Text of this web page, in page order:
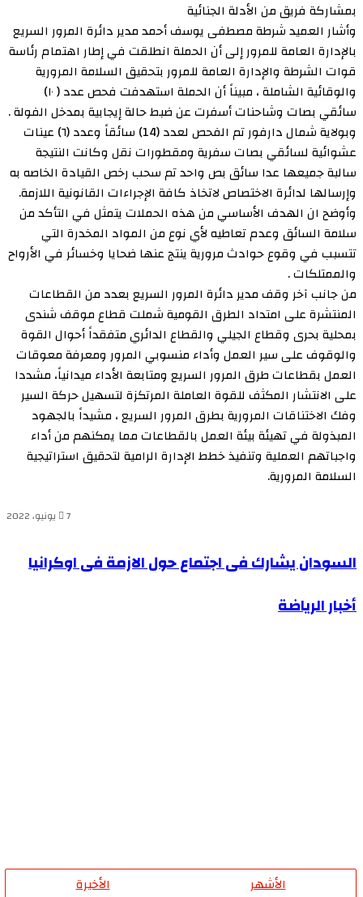
بمشاركة فريق من الأدلة الجنائية
وأشار العميد شرطة مصطفى يوسف أحمد مدير دائرة المرور السريع
بالإدارة العامة للمرور إلى أن الحملة انطلقت في إطار اهتمام رئاسة
قوات الشرطة والإدارة العامة للمرور بتحقيق السلامة المرورية
والوقائية الشاملة ، مبيناً أن الحملة استهدفت فحص عدد ( ١٠)
سائقي بصات وشاحنات أسفرت عن ضبط حالة إيجابية بمدخل الفولة .
وبولاية شمال دارفور تم الفحص لعدد (14) سائقاً وعدد (٦) عينات
عشوائية لسائقي بصات سفرية ومقطورات نقل وكانت النتيجة
سالبة جميعها عدا سائق بص واحد تم سحب رخص القيادة الخاصه به
وإرسالها لدائرة الاختصاص لاتخاذ كافة الإجراءات القانونية اللازمة.
وأوضح ان الهدف الأساسي من هذه الحملات يتمثل في التأكد من
سلامة السائق وعدم تعاطيه لأي نوع من المواد المخدرة التي
تتسبب في وقوع حوادث مرورية ينتج عنها ضحايا وخسائر في الأرواح
والممتلكات .
من جانب آخر وقف مدير دائرة المرور السريع بعدد من القطاعات
المنتشرة على امتداد الطرق القومية شملت قطاع موقف شندى
بمحلية بحرى وقطاع الجيلي والقطاع الدائري متفقداً أحوال القوة
والوقوف على سير العمل وأداء منسوبي المرور ومعرفة معوقات
العمل بقطاعات طرق المرور السريع ومتابعة الأداء ميدانياً، مشددا
على الانتشار المكثف للقوة العاملة المرتكزة لتسهيل حركة السير
وفك الاختناقات المرورية بطرق المرور السريع ، مشيداً بالجهود
المبذولة في تهيئة بيئة العمل بالقطاعات مما يمكنهم من أداء
واجباتهم العملية وتنفيذ خطط الإدارة الرامية لتحقيق استراتيجية
السلامة المرورية.
7 يونيو، 2022
السودان
فى
السودان يشارك فى اجتماع حول الازمة فى اوكرانيا
أخبار
أخبار الرياضة
الأشهر الأخيرة